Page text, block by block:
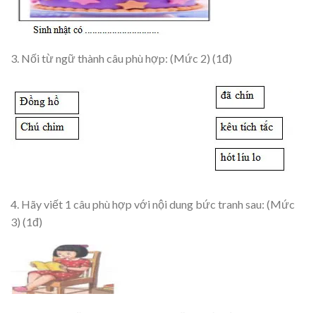
3. Nối từ ngữ thành câu phù hợp: (Mức 2) (1đ)
4. Hãy viết 1 câu phù hợp với nội dung bức tranh sau: (Mức
3) (1đ)